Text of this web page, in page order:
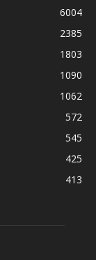
6004
2385
1803
1090
1062
572
545
425
413